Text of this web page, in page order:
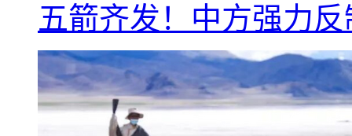
五箭齐发！中方强力